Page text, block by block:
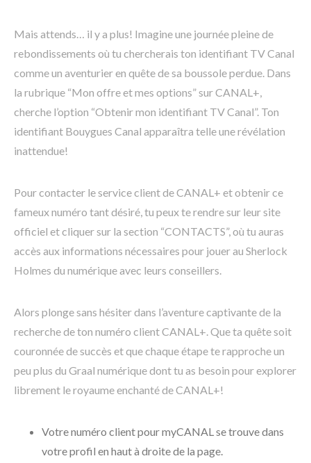
Mais attends… il y a plus! Imagine une journée pleine de
rebondissements où tu chercherais ton identifiant TV Canal
comme un aventurier en quête de sa boussole perdue. Dans
la rubrique “Mon offre et mes options” sur CANAL+,
cherche l’option “Obtenir mon identifiant TV Canal”. Ton
identifiant Bouygues Canal apparaîtra telle une révélation
inattendue!
Pour contacter le service client de CANAL+ et obtenir ce
fameux numéro tant désiré, tu peux te rendre sur leur site
officiel et cliquer sur la section “CONTACTS”, où tu auras
accès aux informations nécessaires pour jouer au Sherlock
Holmes du numérique avec leurs conseillers.
Alors plonge sans hésiter dans l’aventure captivante de la
recherche de ton numéro client CANAL+. Que ta quête soit
couronnée de succès et que chaque étape te rapproche un
peu plus du Graal numérique dont tu as besoin pour explorer
librement le royaume enchanté de CANAL+!
Votre numéro client pour myCANAL se trouve dans
votre profil en haut à droite de la page.